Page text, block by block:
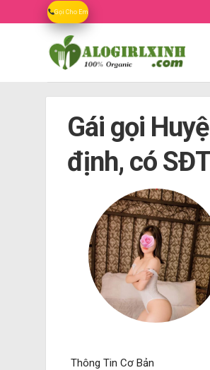
to
Gọi Cho Em
Gái gọi
định, có
Thông Tin Cơ Bản